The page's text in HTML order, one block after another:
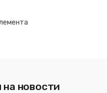
новости